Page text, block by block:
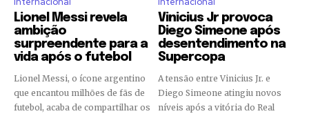
Lionel Messi revela
ambição
surpreendente para a
vida após o futebol
Lionel Messi, o ícone argentino
que encantou milhões de fãs de
futebol, acaba de compartilhar os
Vinicius Jr provoca
Diego Simeone após
desentendimento na
Supercopa
A tensão entre Vinicius Jr. e
Diego Simeone atingiu novos
níveis após a vitória do Real